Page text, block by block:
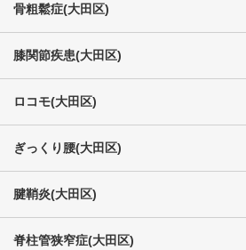
骨粗鬆症(大田区)
膝関節疾患(大田区)
ロコモ(大田区)
ぎっくり腰(大田区)
腱鞘炎(大田区)
脊柱管狭窄症(大田区)